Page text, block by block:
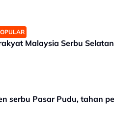
Malaysia Serbu
serbu Pasar Pudu, tahan